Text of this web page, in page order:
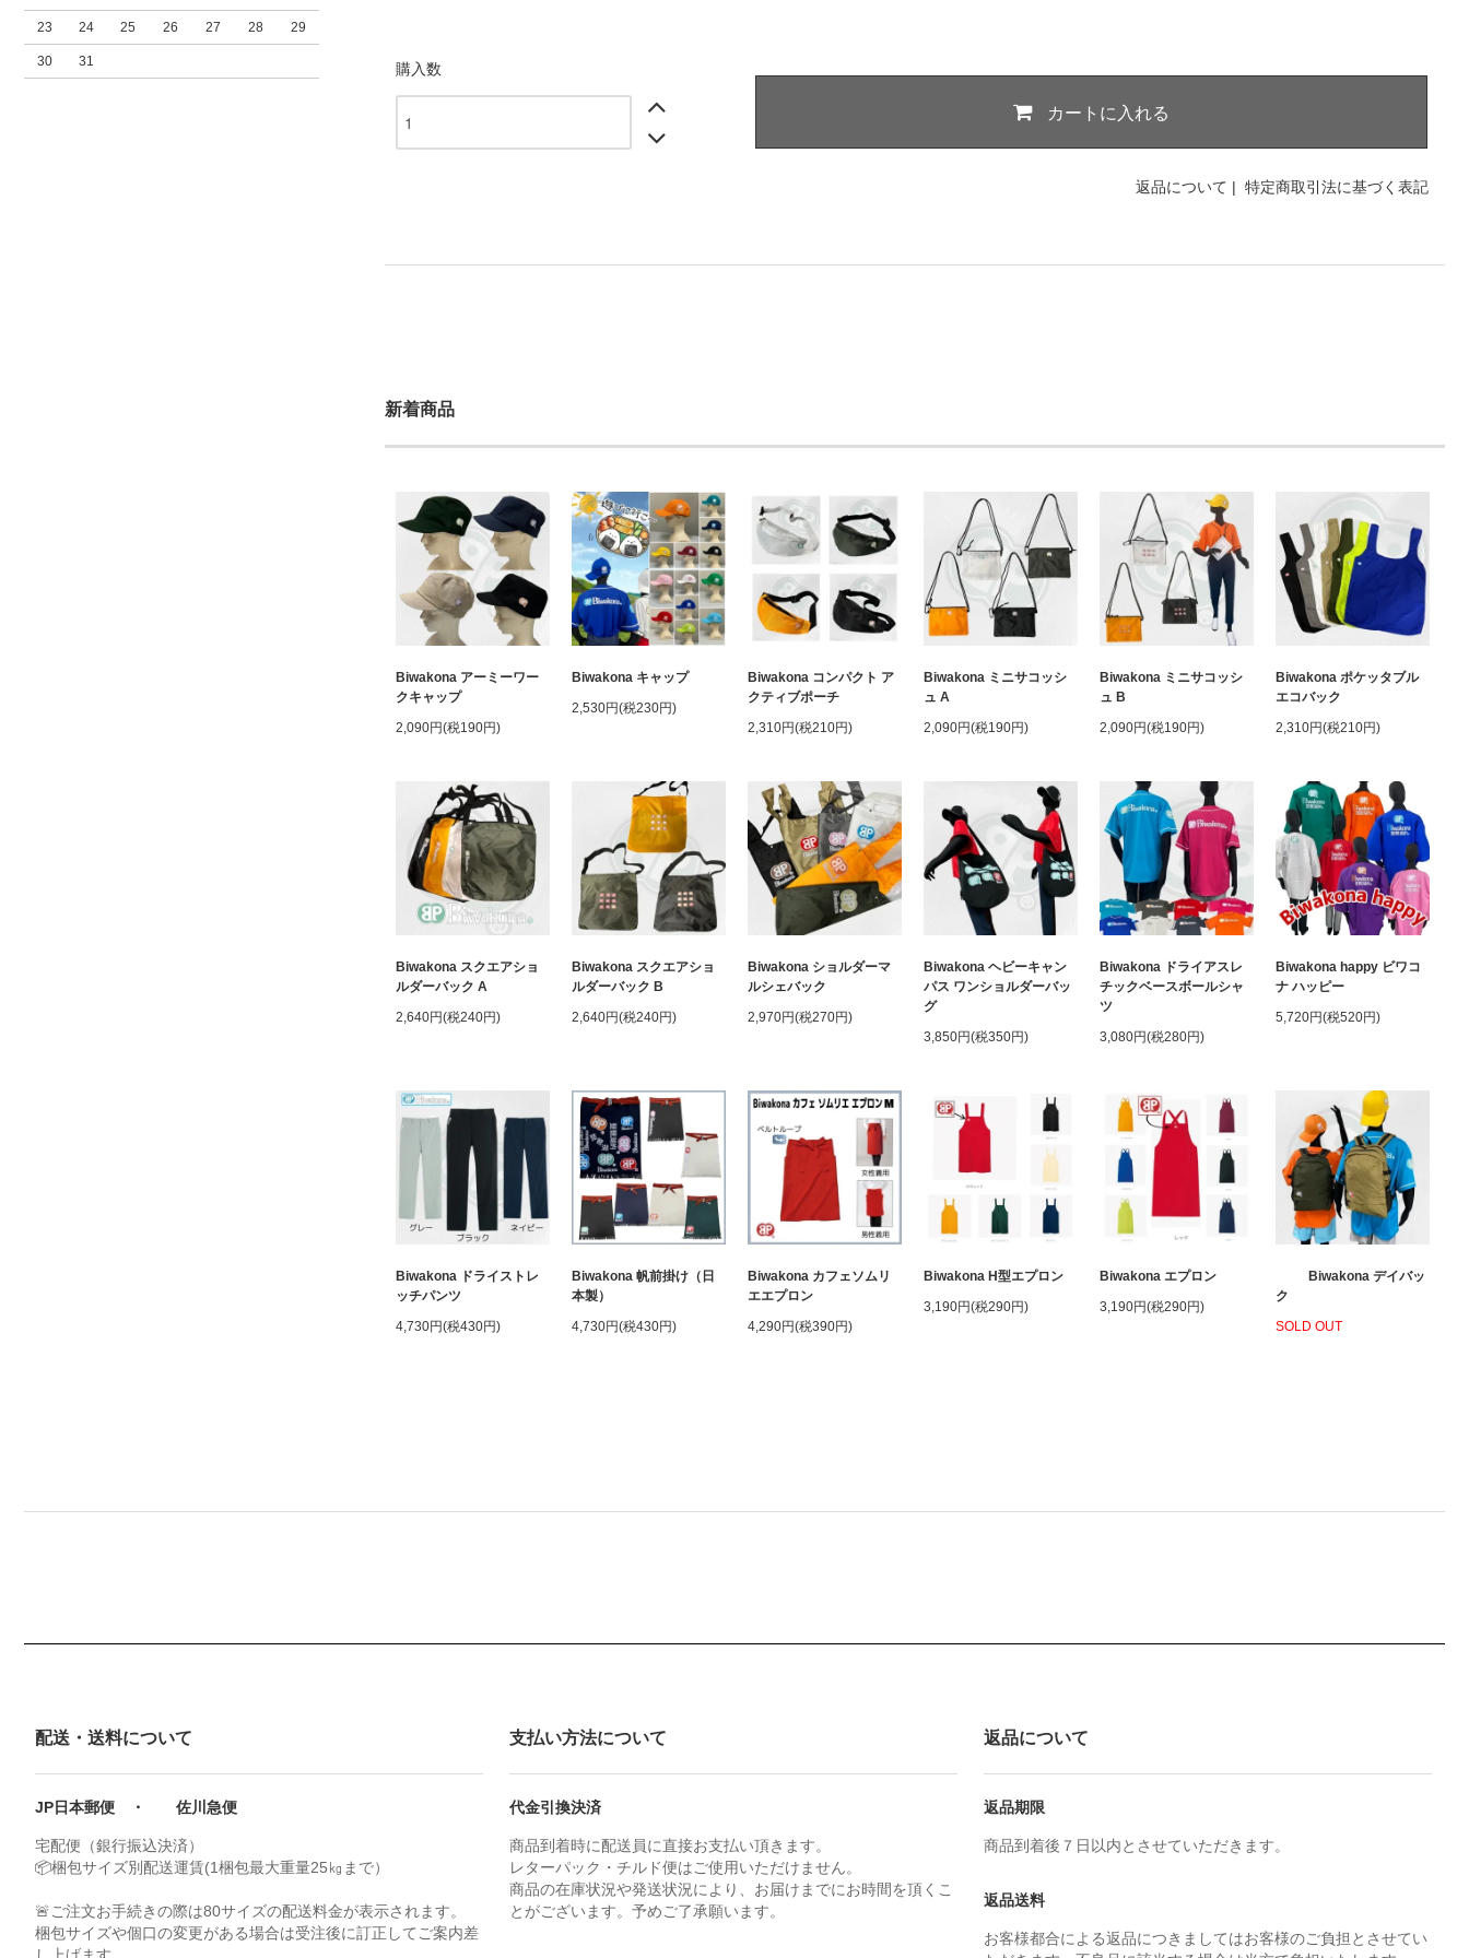
23 24 25 26 27 28 29
30 31 購入数
カートに入れる
返品について | 特定商取引法に基づく表記
新着商品
Biwakona アーミーワー
クキャップ
2,090円(税190円)
Biwakona キャップ
2,530円(税230円)
Biwakona コンパクト ア
クティブポーチ
2,310円(税210円)
Biwakona ミニサコッシ
ュ A
2,090円(税190円)
Biwakona ミニサコッシ
ュ B
2,090円(税190円)
Biwakona ポケッタブル
エコバック
2,310円(税210円)
Biwakona スクエアショ
ルダーバック A
2,640円(税240円)
Biwakona スクエアショ
ルダーバック B
2,640円(税240円)
Biwakona ショルダーマ
ルシェバック
2,970円(税270円)
Biwakona ヘビーキャン
パス ワンショルダーバッ
グ
3,850円(税350円)
Biwakona ドライアスレ
チックベースボールシャ
ツ
3,080円(税280円)
Biwakona happy ビワコ
ナ ハッピー
5,720円(税520円)
Biwakona ドライストレ
ッチパンツ
4,730円(税430円)
Biwakona 帆前掛け（日
本製）
4,730円(税430円)
Biwakona カフェソムリ
エエプロン
4,290円(税390円)
Biwakona H型エプロン
3,190円(税290円)
Biwakona エプロン
3,190円(税290円)
Biwakona デイバッ
ク
SOLD OUT
配送・送料について
JP日本郵便 ・ 佐川急便
宅配便（銀行振込決済）
📦梱包サイズ別配送運賃(1梱包最大重量25㎏まで）
🚨ご注文お手続きの際は80サイズの配送料金が表示されます。
梱包サイズや個口の変更がある場合は受注後に訂正してご案内差
し上げます。
支払い方法について
代金引換決済
商品到着時に配送員に直接お支払い頂きます。
レターパック・チルド便はご使用いただけません。
商品の在庫状況や発送状況により、お届けまでにお時間を頂くこ
とがございます。予めご了承願います。
返品について
返品期限
商品到着後７日以内とさせていただきます。
返品送料
お客様都合による返品につきましてはお客様のご負担とさせてい